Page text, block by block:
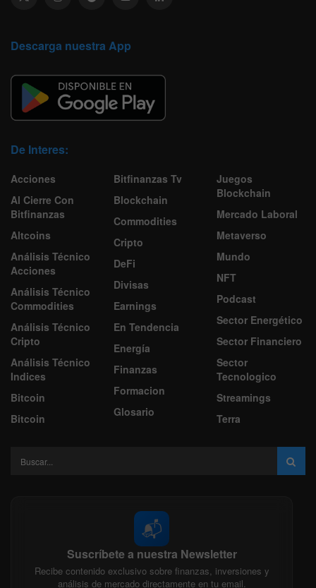
Descarga nuestra App
De Interes:
Acciones
Al Cierre Con
Bitfinanzas
Altcoins
Análisis Técnico
Acciones
Análisis Técnico
Commodities
Análisis Técnico
Cripto
Análisis Técnico
Indices
Bitcoin
Bitcoin
Bitfinanzas Tv
Blockchain
Commodities
Cripto
DeFi
Divisas
Earnings
En Tendencia
Energía
Finanzas
Formacion
Glosario
Juegos
Blockchain
Mercado Laboral
Metaverso
Mundo
NFT
Podcast
Sector Energético
Sector Financiero
Sector
Tecnologico
Streamings
Terra
📬
Suscríbete a nuestra Newsletter
Recibe contenido exclusivo sobre finanzas, inversiones y
análisis de mercado directamente en tu email.